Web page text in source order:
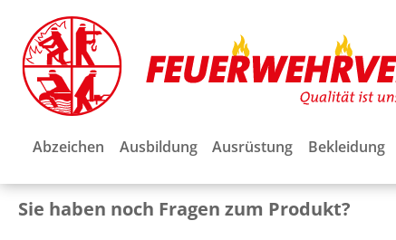
Abzeichen Ausbildung Ausrüstung Bekleidung
Sie haben noch Fragen zum Produkt?